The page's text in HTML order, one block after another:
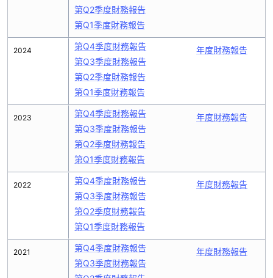
2024
2023
2022
2021
第Q2季度財務報告
第Q1季度財務報告
第Q4季度財務報告
第Q3季度財務報告
第Q2季度財務報告
第Q1季度財務報告
年度財務報告
第Q4季度財務報告
第Q3季度財務報告
第Q2季度財務報告
第Q1季度財務報告
年度財務報告
第Q4季度財務報告
第Q3季度財務報告
第Q2季度財務報告
第Q1季度財務報告
年度財務報告
第Q4季度財務報告
第Q3季度財務報告
年度財務報告